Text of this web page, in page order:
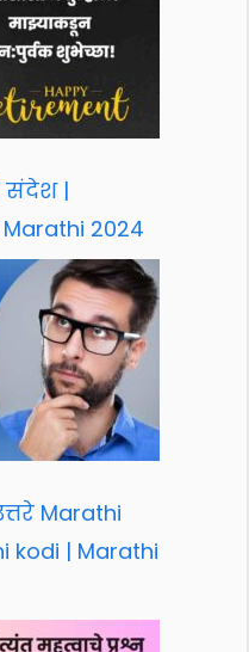
संदेश |
2024
Marathi
kodi | Marathi